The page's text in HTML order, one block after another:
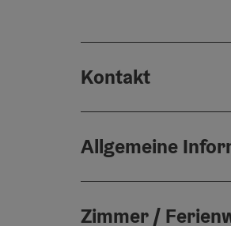
Kontakt
Allgemeine
Zimmer /